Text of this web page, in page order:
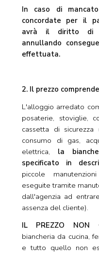
In caso di
concordate per il
avrà il diritto di
annullando
effettuata.
2. Il prezzo
L'alloggio arredato
posaterie, stoviglie,
cassetta di
consumo di gas,
elettrica, la
specificato in
piccole
eseguite tramite
dall'agenzia ad
assenza del cliente).
IL PREZZO NON
biancheria da cucina,
e tutto quello non